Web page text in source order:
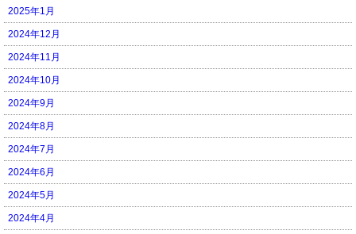
2025年1月
2024年12月
2024年11月
2024年10月
2024年9月
2024年8月
2024年7月
2024年6月
2024年5月
2024年4月